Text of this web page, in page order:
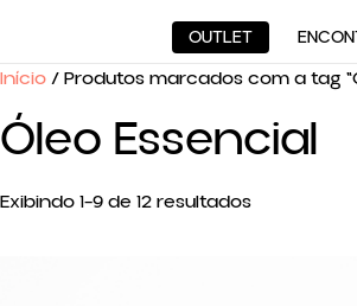
OUTLET
Início/ Produtos marcados com a tag
Óleo Essencial
Exibindo 1–9 de 12 resultados